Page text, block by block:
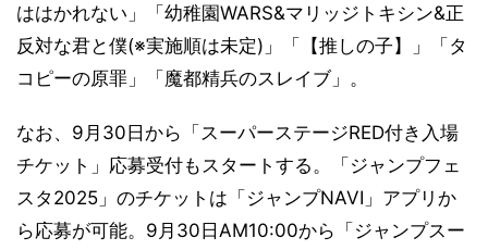
ははかれない」「幼稚園WARS&マリッジトキシン&正
反対な君と僕(※実施順は未定)」「【推しの子】」「タ
コピーの原罪」「魔都精兵のスレイブ」。
なお、9月30日から「スーパーステージRED付き入場
チケット」応募受付もスタートする。「ジャンプフェ
スタ2025」のチケットは「ジャンプNAVI」アプリか
ら応募が可能。9月30日AM10:00から「ジャンプスー